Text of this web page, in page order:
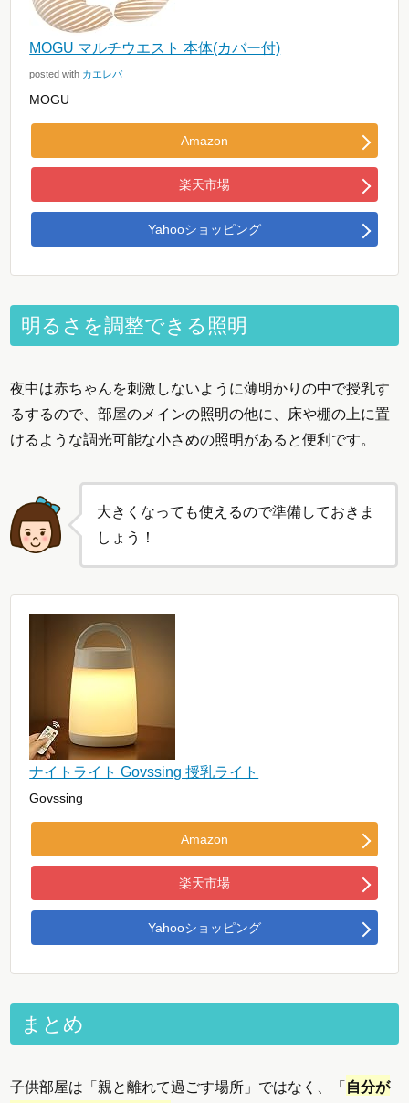
MOGU マルチウエスト 本体(カバー付)
posted with カエレバ
MOGU
Amazon
楽天市場
Yahooショッピング
明るさを調整できる照明
夜中は赤ちゃんを刺激しないように薄明かりの中で授乳す
るするので、部屋のメインの照明の他に、床や棚の上に置
けるような調光可能な小さめの照明があると便利です。
大きくなっても使えるので準備しておきま
しょう！
ナイトライト Govssing 授乳ライト
Govssing
Amazon
楽天市場
Yahooショッピング
まとめ
子供部屋は「親と離れて過ごす場所」ではなく、「 自分が